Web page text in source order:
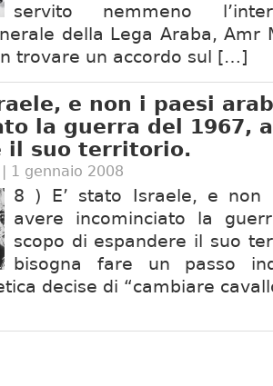
servito nemmeno
della Lega Araba, Amr
trovare un accordo sul […]
e non i paesi
la guerra del 1967,
il suo territorio.
| 1 gennaio 2008
8 ) E’ stato Israele, e non
avere incominciato la
scopo di espandere il suo
bisogna fare un passo
decise di “cambiare